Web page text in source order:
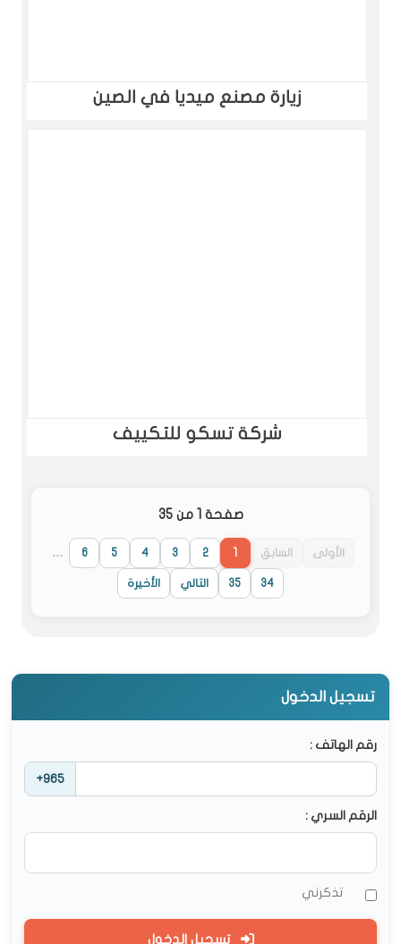
زيارة مصنع ميديا في الصين
شركة تسكو للتكييف
صفحة 1 من 35
الأولى السابق 2
3
4
5
6
…
34
35 التالي الأخيرة
تسجيل الدخول
رقم الهاتف :
+965
الرقم السري :
تذكرني
تسجيل الدخول